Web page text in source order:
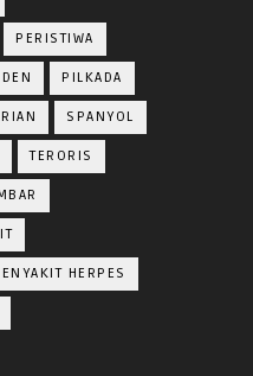
PERISTIWA
PILKADA
SPANYOL
TERORIS
HERPES